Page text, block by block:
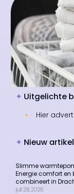
✦ Uitgelichte
Hier
✦ Nieuw artikel
Slimme
Energie comfort en
combineert in
juli 28, 2026